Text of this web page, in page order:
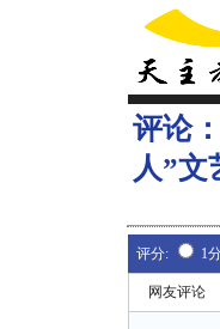
评论：
人”文
评分: 1
网友评论